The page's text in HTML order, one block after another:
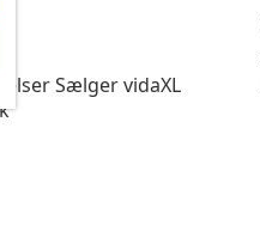
Sælger vidaXL